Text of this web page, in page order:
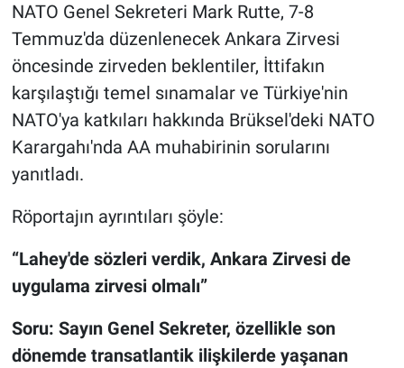
NATO Genel Sekreteri Mark Rutte, 7-8
Temmuz'da düzenlenecek Ankara Zirvesi
öncesinde zirveden beklentiler, İttifakın
karşılaştığı temel sınamalar ve Türkiye'nin
NATO'ya katkıları hakkında Brüksel'deki NATO
Karargahı'nda AA muhabirinin sorularını
yanıtladı.
Röportajın ayrıntıları şöyle:
“Lahey'de sözleri verdik, Ankara Zirvesi de
uygulama zirvesi olmalı”
Soru: Sayın Genel Sekreter, özellikle son
dönemde transatlantik ilişkilerde yaşanan